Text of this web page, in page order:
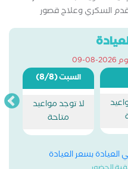
السكري وعلاج قصور
زميل كلية الجراحين
جامعة كييل بالمانيا البورد
الدموية
09
السبت(8/8)
لا توجد مواعيد
متاحة
العيادة بسعر العيادة